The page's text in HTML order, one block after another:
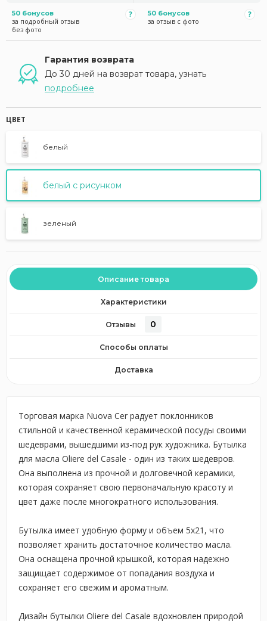
50 бонусов
за подробный отзыв
без фото
50 бонусов
за отзыв с фото
Гарантия возврата
До 30 дней на возврат товара, узнать
подробнее
ЦВЕТ
белый
белый с рисунком
зеленый
Описание товара
Характеристики
Отзывы 0
Способы оплаты
Доставка
Торговая марка Nuova Cer радует поклонников
стильной и качественной керамической посуды своими
шедеврами, вышедшими из-под рук художника. Бутылка
для масла Oliere del Casale - один из таких шедевров.
Она выполнена из прочной и долговечной керамики,
которая сохраняет свою первоначальную красоту и
цвет даже после многократного использования.
Бутылка имеет удобную форму и объем 5x21, что
позволяет хранить достаточное количество масла.
Она оснащена прочной крышкой, которая надежно
защищает содержимое от попадания воздуха и
сохраняет его свежим и ароматным.
Дизайн бутылки Oliere del Casale вдохновлен природой